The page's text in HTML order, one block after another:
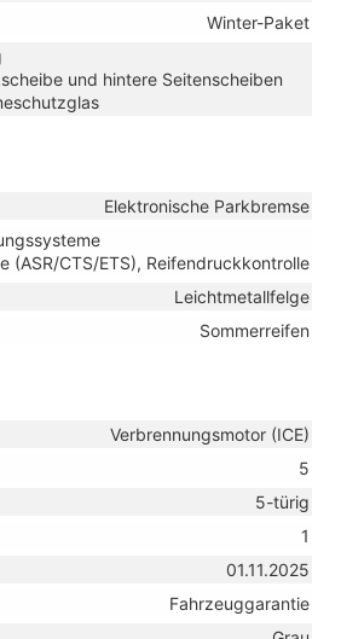
Winter-Paket
und hintere Seitenscheiben
Elektronische Parkbremse
(ASR/CTS/ETS), Reifendruckkontrolle
Leichtmetallfelge
Sommerreifen
Verbrennungsmotor (ICE)
5
5-türig
1
01.11.2025
Fahrzeuggarantie